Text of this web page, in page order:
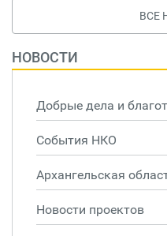
ВСЕ
НОВОСТИ
Добрые дела и
События НКО
Архангельская
Новости проектов